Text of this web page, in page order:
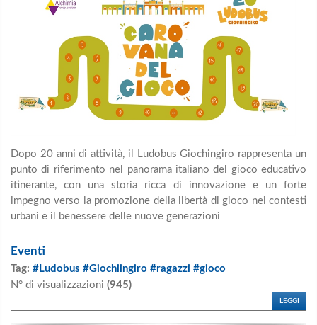
Dopo 20 anni di attività, il Ludobus Giochingiro rappresenta un
punto di riferimento nel panorama italiano del gioco educativo
itinerante, con una storia ricca di innovazione e un forte
impegno verso la promozione della libertà di gioco nei contesti
urbani e il benessere delle nuove generazioni
Eventi
Tag: #Ludobus #Giochiingiro #ragazzi #gioco
N° di visualizzazioni (945)
LEGGI